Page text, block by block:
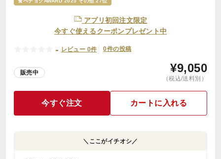
アプリ初回注文限定
今すぐ使えるクーポンプレゼント中
- レビュー 0件 0件の投稿
販売中 ¥9,050
（税込/送料別）
今すぐ注文 カートに入れる
＼ここがイチオシ／